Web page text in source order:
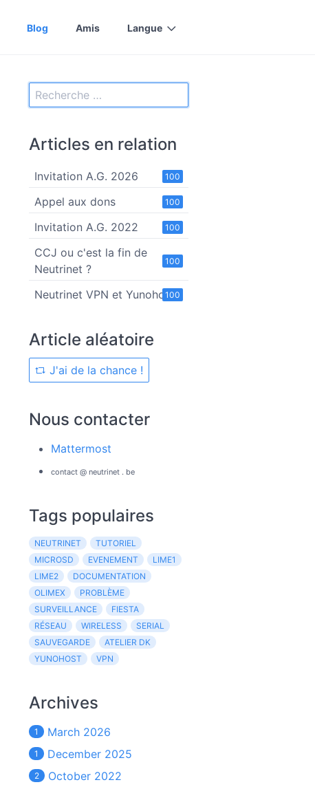
Blog Amis Langue
Articles en relation
100
Invitation A.G. 2026
100
Appel aux dons
100
Invitation A.G. 2022
100
CCJ ou c'est la fin de
Neutrinet ?
100
Neutrinet VPN et Yunohost
Article aléatoire
J'ai de la chance !
Nous contacter
Mattermost
contact @ neutrinet . be
Tags populaires
NEUTRINET
TUTORIEL
MICROSD
EVENEMENT
LIME1
LIME2
DOCUMENTATION
OLIMEX
PROBLÈME
SURVEILLANCE
FIESTA
RÉSEAU
WIRELESS
SERIAL
SAUVEGARDE
ATELIER DK
YUNOHOST
VPN
Archives
1 March 2026
1 December 2025
2 October 2022